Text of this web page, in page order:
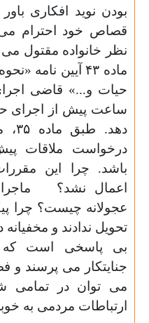
بودن نوید افکاری
قصاص خود احترام
نظر خانواده مقتول
ماده ۴۳ آیین
ساعت پیش از اجرای
درخواست ملاقات
باشد. چرا این
اعمال نشد؟
عجولانه چیست؟ چرا
تحویل ندادند و
بی پاسخی است که
جنایتکار می پرسند
می توان در تمامی
ارتباطات مردمی به